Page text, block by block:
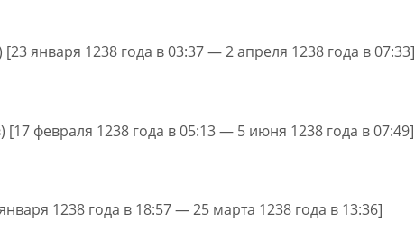
января 1238 года в 03:37 — 2 апреля 1238 года в 07:33]
[17 февраля 1238 года в 05:13 — 5 июня 1238 года в 07:49]
1238 года в 18:57 — 25 марта 1238 года в 13:36]